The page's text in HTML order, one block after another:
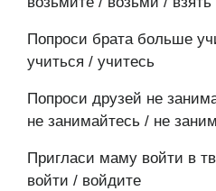
Попроси брата больше
учиться / учитесь
Попроси друзей не
не занимайтесь / не
Пригласи маму войти в
войти / войдите